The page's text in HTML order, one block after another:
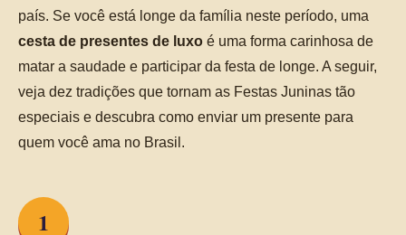
país. Se você está longe da família neste período, uma
cesta de presentes de luxo é uma forma carinhosa de
matar a saudade e participar da festa de longe. A seguir,
veja dez tradições que tornam as Festas Juninas tão
especiais e descubra como enviar um presente para
quem você ama no Brasil.
1